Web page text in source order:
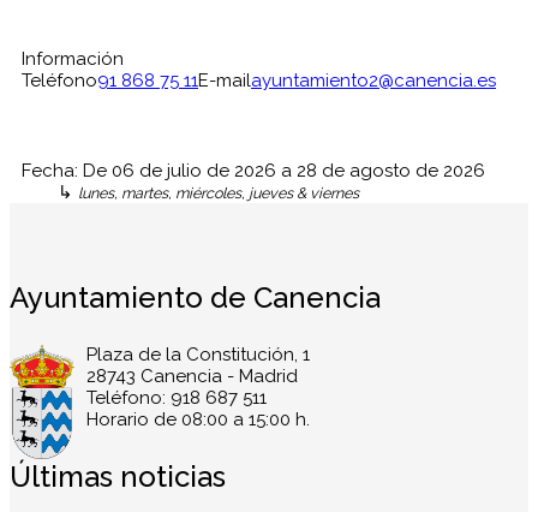
Información
Teléfono91 868 75 11E-mailayuntamiento2@canencia.es
Fecha: De 06 de julio de 2026 a 28 de agosto de 2026
↳ lunes, martes, miércoles, jueves & viernes
Ayuntamiento de Canencia
Plaza de la Constitución, 1
28743 Canencia - Madrid
Teléfono: 918 687 511
Horario de 08:00 a 15:00 h.
Últimas noticias